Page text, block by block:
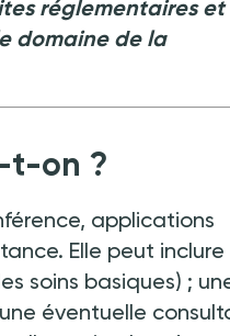
réglementaires et
domaine de la
t-on ?
applications
Elle peut inclure
soins basiques) ;
éventuelle